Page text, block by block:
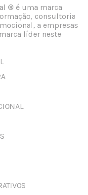
® é uma marca
consultoria
a empresas
líder neste